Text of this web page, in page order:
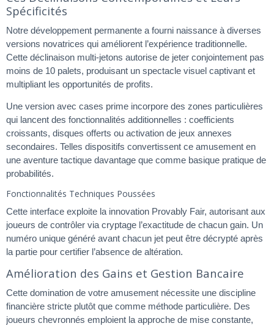
Spécificités
Notre développement permanente a fourni naissance à diverses
versions novatrices qui améliorent l’expérience traditionnelle.
Cette déclinaison multi-jetons autorise de jeter conjointement pas
moins de 10 palets, produisant un spectacle visuel captivant et
multipliant les opportunités de profits.
Une version avec cases prime incorpore des zones particulières
qui lancent des fonctionnalités additionnelles : coefficients
croissants, disques offerts ou activation de jeux annexes
secondaires. Telles dispositifs convertissent ce amusement en
une aventure tactique davantage que comme basique pratique de
probabilités.
Fonctionnalités Techniques Poussées
Cette interface exploite la innovation Provably Fair, autorisant aux
joueurs de contrôler via cryptage l’exactitude de chacun gain. Un
numéro unique généré avant chacun jet peut être décrypté après
la partie pour certifier l’absence de altération.
Amélioration des Gains et Gestion Bancaire
Cette domination de votre amusement nécessite une discipline
financière stricte plutôt que comme méthode particulière. Des
joueurs chevronnés emploient la approche de mise constante,